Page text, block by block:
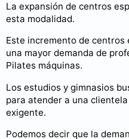
La expansión de centros
esta modalidad.
Este incremento de
una mayor demanda de
Pilates máquinas.
Los estudios y gimnasios
para atender a una
exigente.
Podemos decir que la